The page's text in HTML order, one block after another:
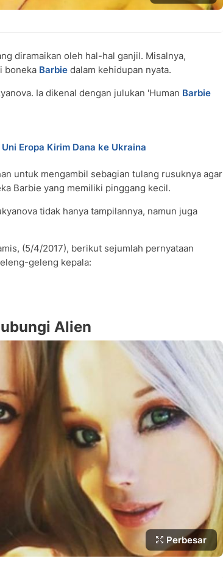
diramaikan oleh hal-hal ganjil. Misalnya,
boneka Barbie dalam kehidupan nyata.
Ia dikenal dengan julukan 'Human Barbie
Eropa Kirim Dana ke Ukraina
untuk mengambil sebagian tulang rusuknya agar
Barbie yang memiliki pinggang kecil.
tidak hanya tampilannya, namun juga
(5/4/2017), berikut sejumlah pernyataan
geleng kepala:
Alien
Perbesar